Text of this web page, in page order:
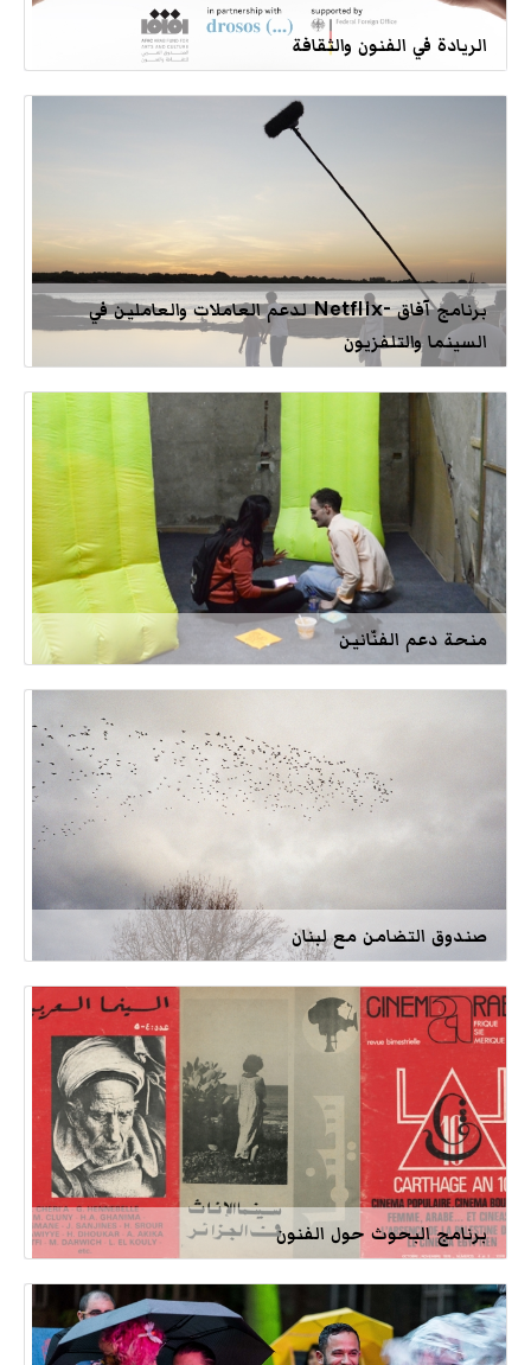
الريادة في الفنون والثقافة
برنامج آفاق -Netflix لدعم العاملات والعاملين في
السينما والتلفزيون
منحة دعم الفنّانين
صندوق التضامن مع لبنان
برنامج البحوث حول الفنون